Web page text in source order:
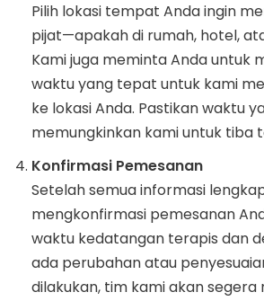
Pilih lokasi tempat Anda ingin
pijat—apakah di rumah, hotel,
Kami juga meminta Anda untuk
waktu yang tepat untuk kami
ke lokasi Anda. Pastikan waktu
memungkinkan kami untuk tiba
Konfirmasi Pemesanan
Setelah semua informasi
mengkonfirmasi pemesanan
waktu kedatangan terapis dan
ada perubahan atau
dilakukan, tim kami akan